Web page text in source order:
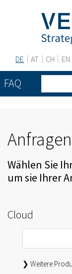
DE AT CH EN
FAQ
Wählen Sie
um sie Ihrer
Cloud
❯ Weitere